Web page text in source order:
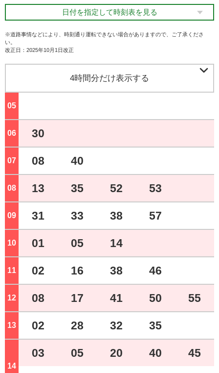
日付を指定して時刻表を見る
※道路事情などにより、時刻通り運転できない場合がありますので、ご了承くださ
い。
改正日：2025年10月1日改正
4時間分だけ表示する 
05
06 30
07 08 40
08 13 35 52 53
09 31 33 38 57
10 01 05 14
11 02 16 38 46
12 08 17 41 50 55
13 02 28 32 35
14
03 05 20 40 45